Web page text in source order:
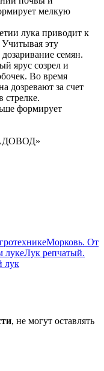
мелкую
лука приводит к
эту
семян.
ярус созрел и
Во время
дозревают за счет
стрелке.
формирует
Морковь. От
лукеЛук репчатый.
лук
, не могут оставлять